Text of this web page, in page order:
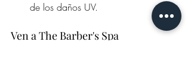
de los daños UV.
Ven a The Barber's Spa